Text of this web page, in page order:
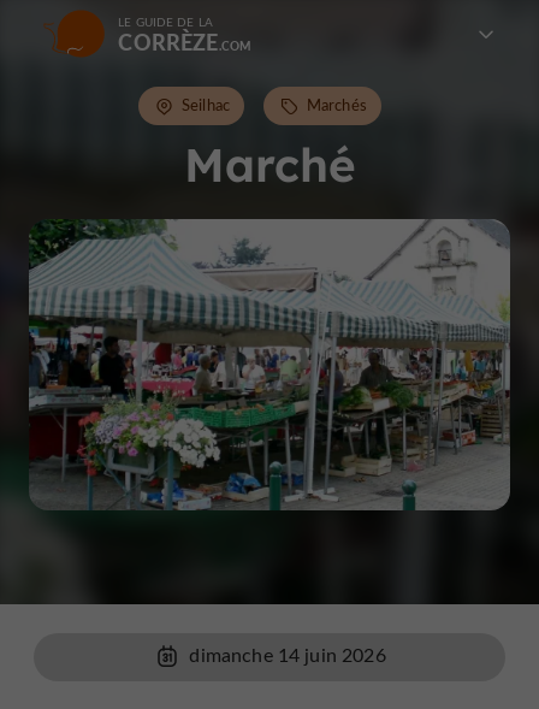
LE GUIDE DE LA
CORRÈZE
Marché
Seilhac Marchés
dimanche 14 juin 2026